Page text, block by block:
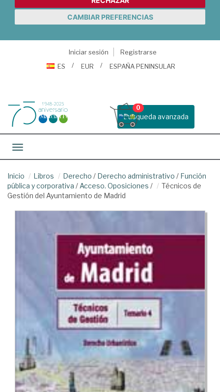
CAMBIAR PREFERENCIAS
Iniciar sesión
Registrarse
ES
EUR ESPAÑA PENINSULAR
Busqueda avanzada
0
Toggle navigation
Inicio Libros Derecho / Derecho administrativo / Función
pública y corporativa / Acceso. Oposiciones /
Técnicos de
Gestión del Ayuntamiento de Madrid